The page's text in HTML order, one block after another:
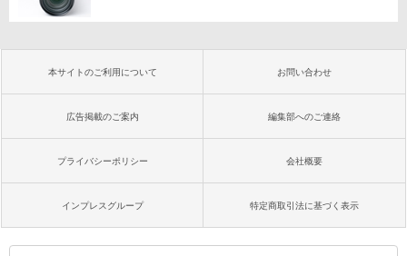
本サイトのご利用について お問い合わせ
広告掲載のご案内 編集部へのご連絡
プライバシーポリシー 会社概要
インプレスグループ 特定商取引法に基づく表示